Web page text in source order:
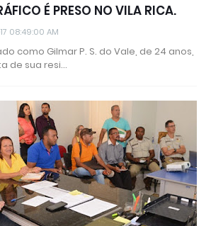
É PRESO NO VILA RICA.
08:49:00 AM
como Gilmar P. S. do Vale, de 24 anos,
de sua resi…